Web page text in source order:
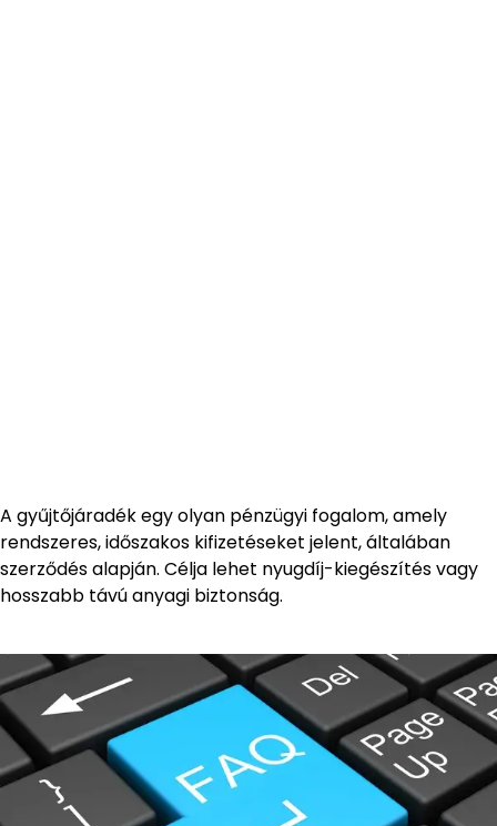
A gyűjtőjáradék egy olyan pénzügyi fogalom, amely
rendszeres, időszakos kifizetéseket jelent, általában
szerződés alapján. Célja lehet nyugdíj-kiegészítés vagy
hosszabb távú anyagi biztonság.